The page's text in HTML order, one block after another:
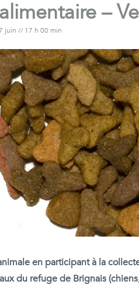
–
juin // 17 h 00 min
en participant à la
du refuge de Brignais